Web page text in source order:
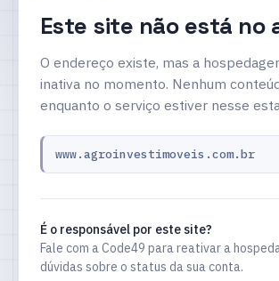
Este site não está no
O endereço existe, mas a
inativa no momento. Nenhum
enquanto o serviço estiver nesse
www.agroinvestimoveis.com.br
É o responsável por este site?
Fale com a Code49 para reativar a
dúvidas sobre o status da sua conta.